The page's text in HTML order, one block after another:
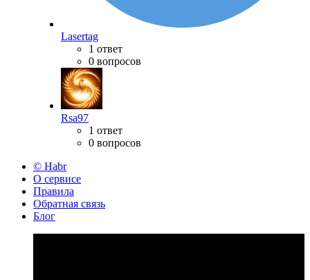
Lasertag
1 ответ
0 вопросов
Rsa97
1 ответ
0 вопросов
© Habr
О сервисе
Правила
Обратная связь
Блог